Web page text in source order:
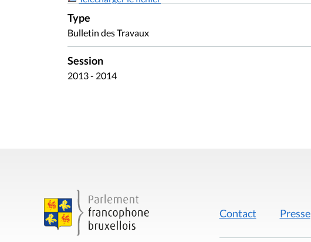
Type
Bulletin des Travaux
Session
2013 - 2014
Contact Presse